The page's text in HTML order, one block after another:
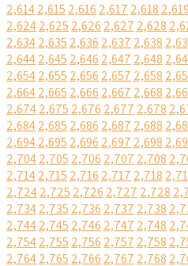
2,6142,615 2,616 2,617 2,618 2,619
2,6242,625 2,626 2,627 2,628
2,6342,635 2,636 2,637 2,638
2,6442,645 2,646 2,647 2,648
2,6542,655 2,656 2,657 2,658
2,6642,665 2,666 2,667 2,668
2,6742,675 2,676 2,677 2,678
2,6842,685 2,686 2,687 2,688
2,6942,695 2,696 2,697 2,698
2,7042,705 2,706 2,707 2,708
2,7142,715 2,716 2,717 2,718
2,7242,725 2,726 2,727 2,728
2,7342,735 2,736 2,737 2,738
2,7442,745 2,746 2,747 2,748
2,7542,755 2,756 2,757 2,758
2,7642,765 2,766 2,767 2,768